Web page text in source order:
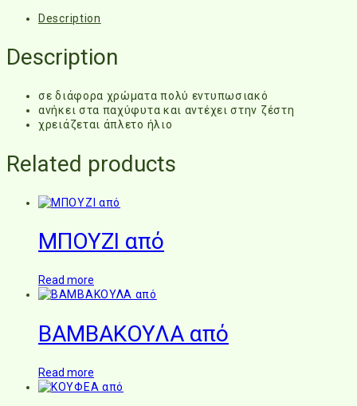
Description
Description
σε διάφορα χρώματα πολύ εντυπωσιακό
ανήκει στα παχύφυτα και αντέχει στην ζέστη
χρειάζεται άπλετο ήλιο
Related products
ΜΠΟΥΖΙ από
Read more
ΒΑΜΒΑΚΟΥΛΑ από
Read more